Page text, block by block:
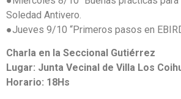
Soledad Antivero.
●Jueves 9/10 “Primeros pasos en
Charla en la Seccional Gutiérrez
Lugar: Junta Vecinal de Villa Los
Horario: 18Hs